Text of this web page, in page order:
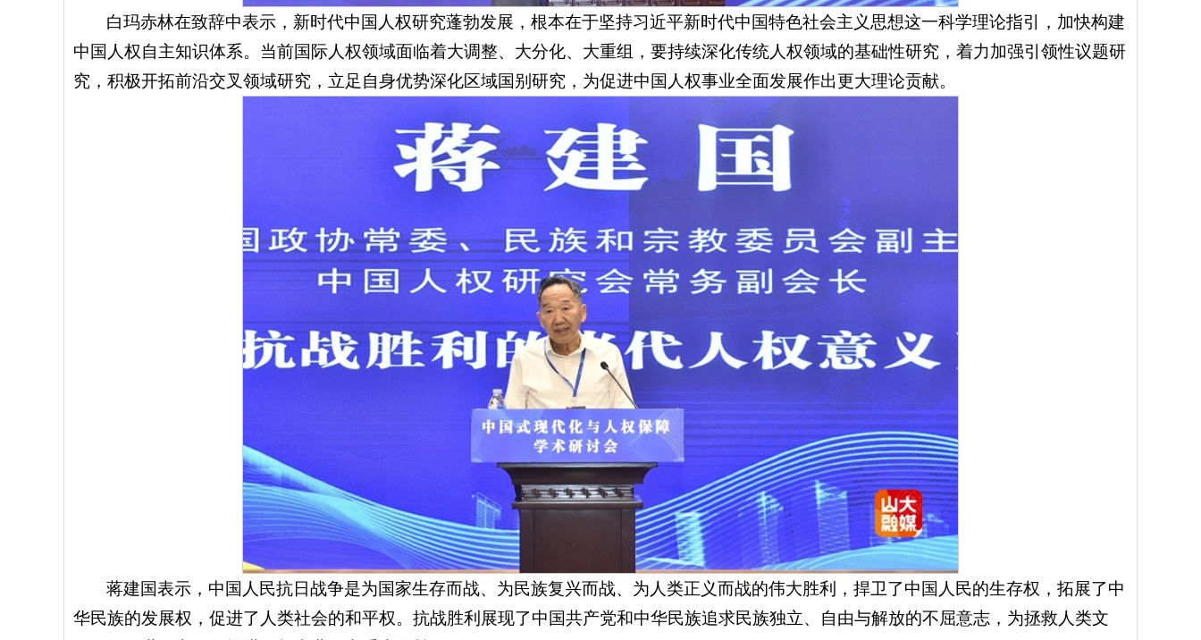
白玛赤林在致辞中表示，新时代中国人权研究蓬勃发展，根本在于坚持习近平新时代中国特色社会主义思想这一科学理论指引，加快构建
中国人权自主知识体系。当前国际人权领域面临着大调整、大分化、大重组，要持续深化传统人权领域的基础性研究，着力加强引领性议题研
究，积极开拓前沿交叉领域研究，立足自身优势深化区域国别研究，为促进中国人权事业全面发展作出更大理论贡献。
蒋建国表示，中国人民抗日战争是为国家生存而战、为民族复兴而战、为人类正义而战的伟大胜利，捍卫了中国人民的生存权，拓展了中
华民族的发展权，促进了人类社会的和平权。抗战胜利展现了中国共产党和中华民族追求民族独立、自由与解放的不屈意志，为拯救人类文